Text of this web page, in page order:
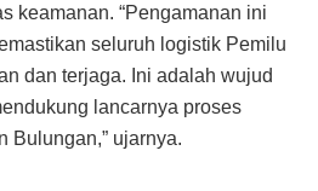
keamanan. “Pengamanan ini
seluruh logistik Pemilu
dan terjaga. Ini adalah wujud
lancarnya proses
Bulungan,” ujarnya.